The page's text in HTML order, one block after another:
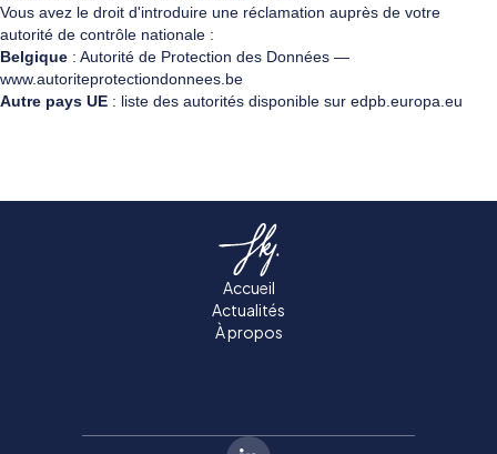
Vous avez le droit d'introduire une réclamation auprès de votre
autorité de contrôle nationale :
Belgique : Autorité de Protection des Données —
www.autoriteprotectiondonnees.be
Autre pays UE : liste des autorités disponible sur edpb.europa.eu
Accueil
Actualités
À propos